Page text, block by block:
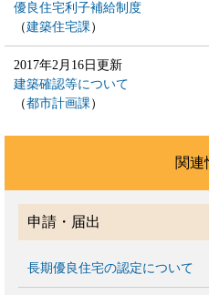
優良住宅利子補給制度
建築住宅課
2017年2月16日更新
建築確認等について
都市計画課
関連
申請・届出
長期優良住宅の認定について